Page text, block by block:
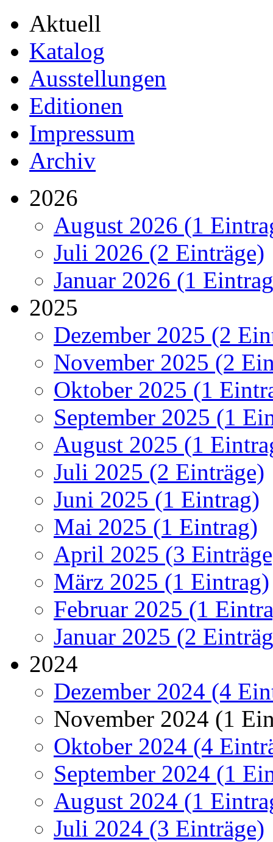
Aktuell
Katalog
Ausstellungen
Editionen
Impressum
Archiv
2026
August 2026 (1
Juli 2026 (2 Einträge)
Januar 2026 (1
2025
Dezember 2025 (2
November 2025 (2
Oktober 2025 (1
September 2025 (1
August 2025 (1
Juli 2025 (2 Einträge)
Juni 2025 (1 Eintrag)
Mai 2025 (1 Eintrag)
April 2025 (3
März 2025 (1 Eintrag)
Februar 2025 (1
Januar 2025 (2
2024
Dezember 2024 (4
November 2024 (1
Oktober 2024 (4
September 2024 (1
August 2024 (1
Juli 2024 (3 Einträge)